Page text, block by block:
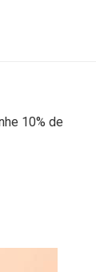
10% de